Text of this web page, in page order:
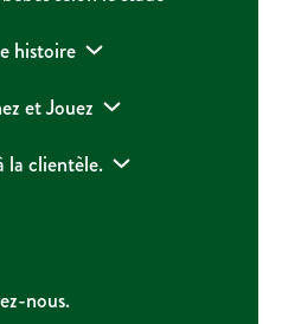
histoire
et Jouez
la clientèle.
nous.